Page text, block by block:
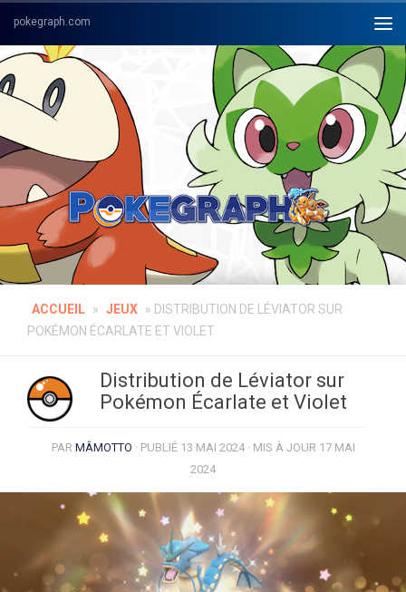
Skip to content
ACCUEIL » JEUX » DISTRIBUTION DE LÉVIATOR SUR
POKÉMON ÉCARLATE ET VIOLET
Distribution de Léviator sur
Pokémon Écarlate et Violet
PAR MÂMOTTO · PUBLIÉ 13 MAI 2024· MIS À JOUR 17 MAI
2024